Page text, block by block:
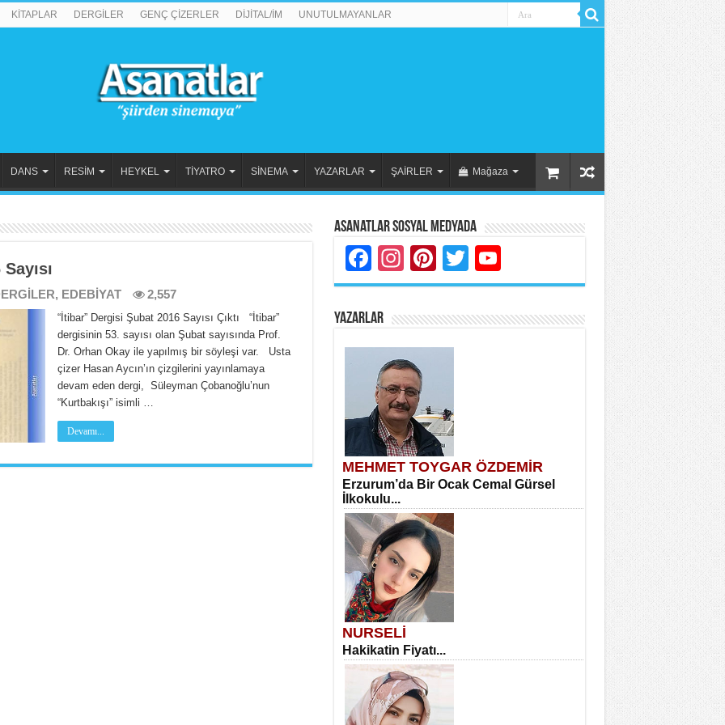
KİTAPLAR DERGİLER GENÇ ÇİZERLER DİJİTAL/İM UNUTULMAYANLAR
DANS RESİM HEYKEL TİYATRO SİNEMA YAZARLAR ŞAİRLER Mağaza
, EDEBİYAT 2,557
“İtibar” Dergisi Şubat 2016 Sayısı Çıktı “İtibar”
dergisinin 53. sayısı olan Şubat sayısında Prof.
Dr. Orhan Okay ile yapılmış bir söyleşi var. Usta
çizer Hasan Aycın’ın çizgilerini yayınlamaya
devam eden dergi, Süleyman Çobanoğlu’nun
“Kurtbakışı” isimli …
Devamı...
Asanatlar Sosyal Medyada
Facebook
Instagram
Pinterest
Twitter
YAZARLAR
MEHMET TOYGAR ÖZDEMİR
Erzurum’da Bir Ocak Cemal Gürsel
İlkokulu...
NURSELİ
Hakikatin Fiyatı...